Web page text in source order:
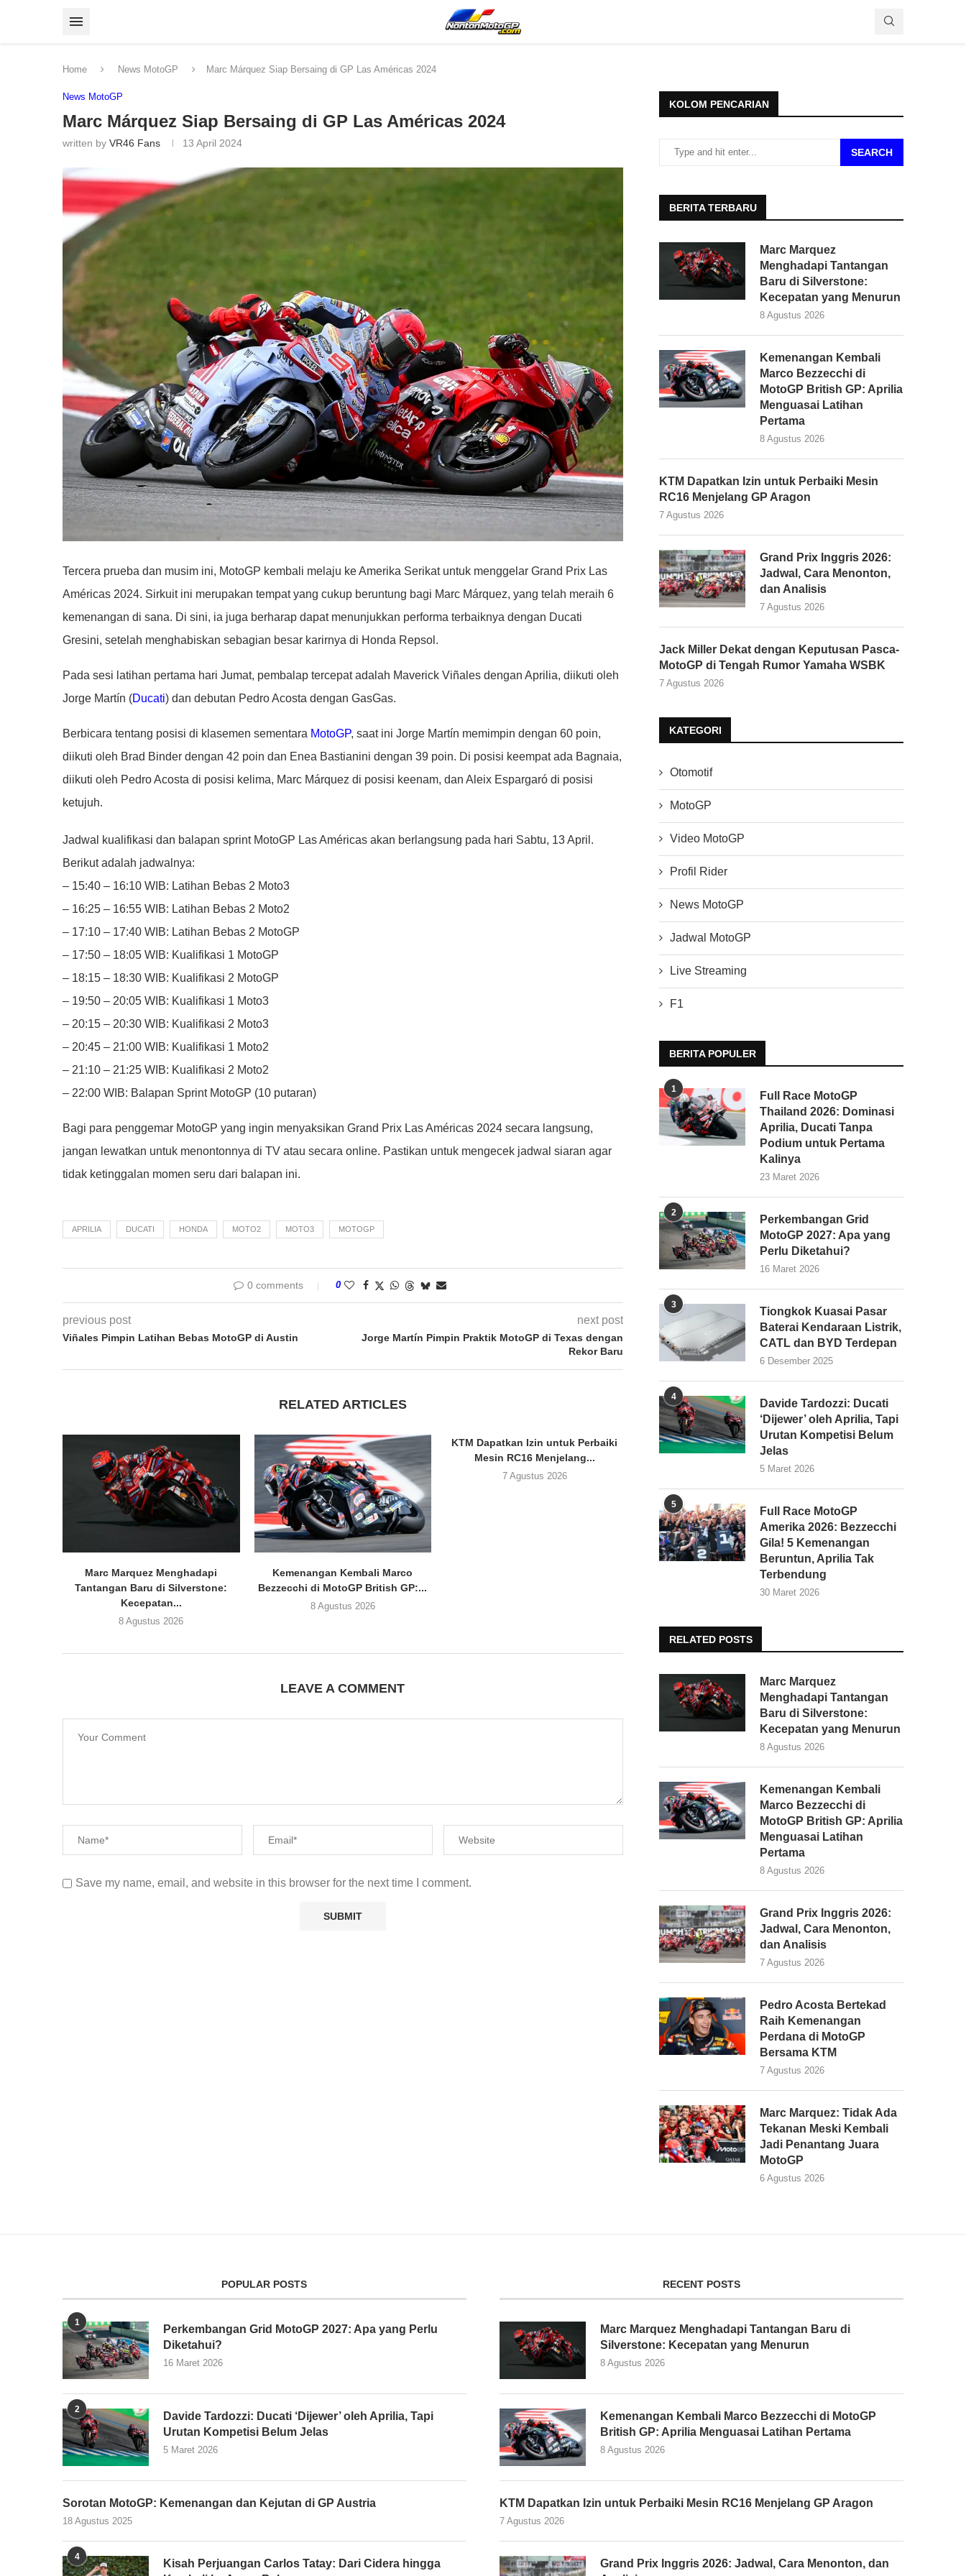
Home News MotoGP Marc Márquez Siap Bersaing di GP Las Américas 2024
News MotoGP
Marc Márquez Siap Bersaing di GP Las Américas 2024
written by VR46 Fans 13 April 2024
Tercera prueba dan musim ini, MotoGP kembali melaju ke Amerika Serikat untuk menggelar Grand Prix Las
Américas 2024. Sirkuit ini merupakan tempat yang cukup beruntung bagi Marc Márquez, yang telah meraih 6
kemenangan di sana. Di sini, ia juga berharap dapat menunjukkan performa terbaiknya dengan Ducati
Gresini, setelah menghabiskan sebagian besar karirnya di Honda Repsol.
Pada sesi latihan pertama hari Jumat, pembalap tercepat adalah Maverick Viñales dengan Aprilia, diikuti oleh
Jorge Martín (Ducati) dan debutan Pedro Acosta dengan GasGas.
Berbicara tentang posisi di klasemen sementara MotoGP, saat ini Jorge Martín memimpin dengan 60 poin,
diikuti oleh Brad Binder dengan 42 poin dan Enea Bastianini dengan 39 poin. Di posisi keempat ada Bagnaia,
diikuti oleh Pedro Acosta di posisi kelima, Marc Márquez di posisi keenam, dan Aleix Espargaró di posisi
ketujuh.
Jadwal kualifikasi dan balapan sprint MotoGP Las Américas akan berlangsung pada hari Sabtu, 13 April.
Berikut adalah jadwalnya:
– 15:40 – 16:10 WIB: Latihan Bebas 2 Moto3
– 16:25 – 16:55 WIB: Latihan Bebas 2 Moto2
– 17:10 – 17:40 WIB: Latihan Bebas 2 MotoGP
– 17:50 – 18:05 WIB: Kualifikasi 1 MotoGP
– 18:15 – 18:30 WIB: Kualifikasi 2 MotoGP
– 19:50 – 20:05 WIB: Kualifikasi 1 Moto3
– 20:15 – 20:30 WIB: Kualifikasi 2 Moto3
– 20:45 – 21:00 WIB: Kualifikasi 1 Moto2
– 21:10 – 21:25 WIB: Kualifikasi 2 Moto2
– 22:00 WIB: Balapan Sprint MotoGP (10 putaran)
Bagi para penggemar MotoGP yang ingin menyaksikan Grand Prix Las Américas 2024 secara langsung,
jangan lewatkan untuk menontonnya di TV atau secara online. Pastikan untuk mengecek jadwal siaran agar
tidak ketinggalan momen seru dari balapan ini.
APRILIA DUCATI HONDA MOTO2 MOTO3 MOTOGP
0 comments 0
previous post
Viñales Pimpin Latihan Bebas MotoGP di Austin
next post
Jorge Martín Pimpin Praktik MotoGP di Texas dengan
Rekor Baru
RELATED ARTICLES
Marc Marquez Menghadapi
Tantangan Baru di Silverstone:
Kecepatan...
8 Agustus 2026
Kemenangan Kembali Marco
Bezzecchi di MotoGP British GP:...
8 Agustus 2026
KTM Dapatkan Izin untuk Perbaiki
Mesin RC16 Menjelang...
7 Agustus 2026
LEAVE A COMMENT
Save my name, email, and website in this browser for the next time I comment.
KOLOM PENCARIAN
SEARCH
BERITA TERBARU
Marc Marquez
Menghadapi Tantangan
Baru di Silverstone:
Kecepatan yang Menurun
8 Agustus 2026
Kemenangan Kembali
Marco Bezzecchi di
MotoGP British GP: Aprilia
Menguasai Latihan
Pertama
8 Agustus 2026
KTM Dapatkan Izin untuk Perbaiki Mesin
RC16 Menjelang GP Aragon
7 Agustus 2026
Grand Prix Inggris 2026:
Jadwal, Cara Menonton,
dan Analisis
7 Agustus 2026
Jack Miller Dekat dengan Keputusan Pasca-
MotoGP di Tengah Rumor Yamaha WSBK
7 Agustus 2026
KATEGORI
Otomotif
MotoGP
Video MotoGP
Profil Rider
News MotoGP
Jadwal MotoGP
Live Streaming
F1
BERITA POPULER
1
Full Race MotoGP
Thailand 2026: Dominasi
Aprilia, Ducati Tanpa
Podium untuk Pertama
Kalinya
23 Maret 2026
2
Perkembangan Grid
MotoGP 2027: Apa yang
Perlu Diketahui?
16 Maret 2026
3
Tiongkok Kuasai Pasar
Baterai Kendaraan Listrik,
CATL dan BYD Terdepan
6 Desember 2025
4
Davide Tardozzi: Ducati
‘Dijewer’ oleh Aprilia, Tapi
Urutan Kompetisi Belum
Jelas
5 Maret 2026
5
Full Race MotoGP
Amerika 2026: Bezzecchi
Gila! 5 Kemenangan
Beruntun, Aprilia Tak
Terbendung
30 Maret 2026
RELATED POSTS
Marc Marquez
Menghadapi Tantangan
Baru di Silverstone:
Kecepatan yang Menurun
8 Agustus 2026
Kemenangan Kembali
Marco Bezzecchi di
MotoGP British GP: Aprilia
Menguasai Latihan
Pertama
8 Agustus 2026
Grand Prix Inggris 2026:
Jadwal, Cara Menonton,
dan Analisis
7 Agustus 2026
Pedro Acosta Bertekad
Raih Kemenangan
Perdana di MotoGP
Bersama KTM
7 Agustus 2026
Marc Marquez: Tidak Ada
Tekanan Meski Kembali
Jadi Penantang Juara
MotoGP
6 Agustus 2026
POPULAR POSTS
1
Perkembangan Grid MotoGP 2027: Apa yang Perlu
Diketahui?
16 Maret 2026
2
Davide Tardozzi: Ducati ‘Dijewer’ oleh Aprilia, Tapi
Urutan Kompetisi Belum Jelas
5 Maret 2026
Sorotan MotoGP: Kemenangan dan Kejutan di GP Austria
18 Agustus 2025
4
Kisah Perjuangan Carlos Tatay: Dari Cidera hingga
RECENT POSTS
Marc Marquez Menghadapi Tantangan Baru di
Silverstone: Kecepatan yang Menurun
8 Agustus 2026
Kemenangan Kembali Marco Bezzecchi di MotoGP
British GP: Aprilia Menguasai Latihan Pertama
8 Agustus 2026
KTM Dapatkan Izin untuk Perbaiki Mesin RC16 Menjelang GP Aragon
7 Agustus 2026
Grand Prix Inggris 2026: Jadwal, Cara Menonton, dan